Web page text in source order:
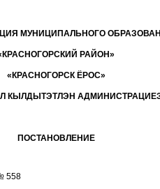
МУНИЦИПАЛЬНОГО
РАЙОН»
«КРАСНОГОРСК ЁРОС»
КЫЛДЫТЭТЛЭН
ПОСТАНОВЛЕНИЕ